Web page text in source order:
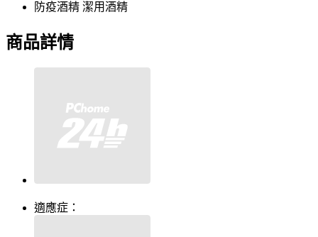
防疫酒精 潔用酒精
商品詳情
適應症：